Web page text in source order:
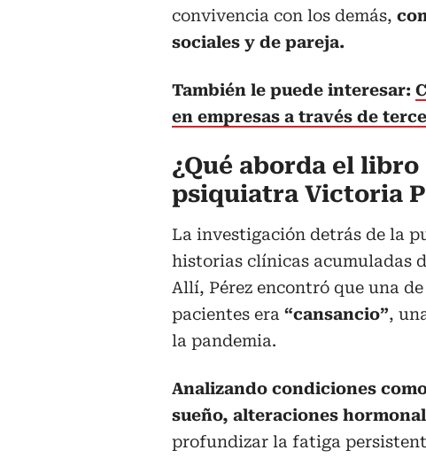
convivencia con los demás,
sociales y de pareja.
También le puede interesar:
en empresas a través de
¿Qué aborda el libro
psiquiatra Victoria
La investigación detrás de la
historias clínicas acumuladas
Allí, Pérez encontró que una
pacientes era “cansancio”,
la pandemia.
Analizando condiciones
sueño, alteraciones
profundizar la fatiga